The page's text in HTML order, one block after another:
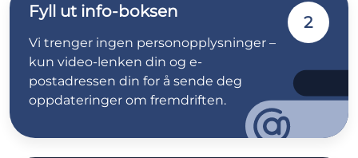
Fyll ut info-boksen
Vi trenger ingen personopplysninger –
kun video-lenken din og e-
postadressen din for å sende deg
oppdateringer om fremdriften.
2